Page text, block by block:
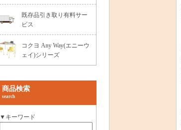
既存品引き取り有料サー
ビス
コクヨ Any Way(エニーウ
ェイ)シリーズ
商品検索
search
▼キーワード